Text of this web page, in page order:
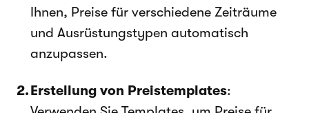
Ihnen, Preise für verschiedene Zeiträume
und Ausrüstungstypen automatisch
anzupassen.
Erstellung von Preistemplates: